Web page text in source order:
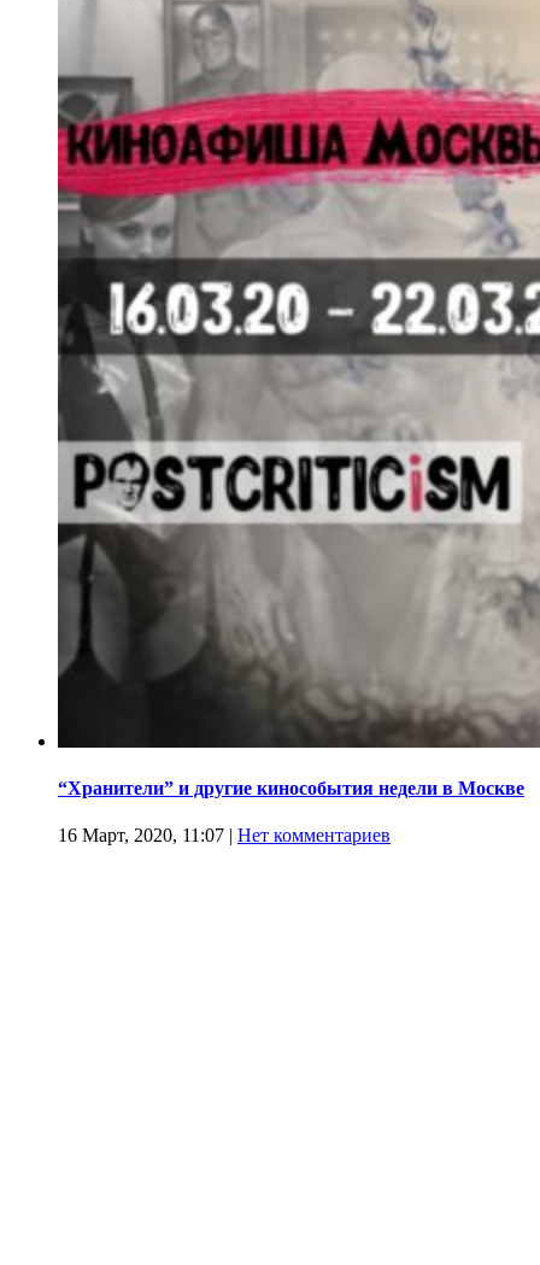
“Хранители” и другие кинособытия недели в Москве
16 Март, 2020, 11:07 | Нет комментариев